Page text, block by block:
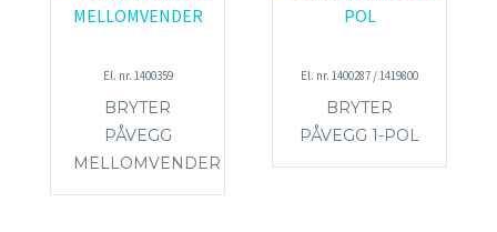
El. nr. 1400359
BRYTER
PÅVEGG
MELLOMVENDER
El. nr. 1400287 / 1419800
BRYTER
PÅVEGG 1-POL